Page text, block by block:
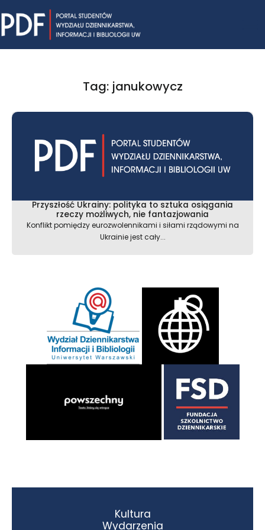
to
content
Tag: janukowycz
Przyszłość Ukrainy: polityka to sztuka osiągania
rzeczy możliwych, nie fantazjowania
Konflikt pomiędzy eurozwolennikami i siłami rządowymi na
Ukrainie jest cały...
Kultura
Wydarzenia